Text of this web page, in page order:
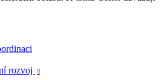
rozvoj
